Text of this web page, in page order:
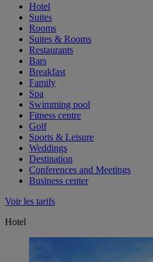
Hotel
Suites
Rooms
Suites & Rooms
Restaurants
Bars
Breakfast
Family
Spa
Swimming pool
Fitness centre
Golf
Sports & Leisure
Weddings
Destination
Conferences and Meetings
Business center
Voir les tarifs
Hotel